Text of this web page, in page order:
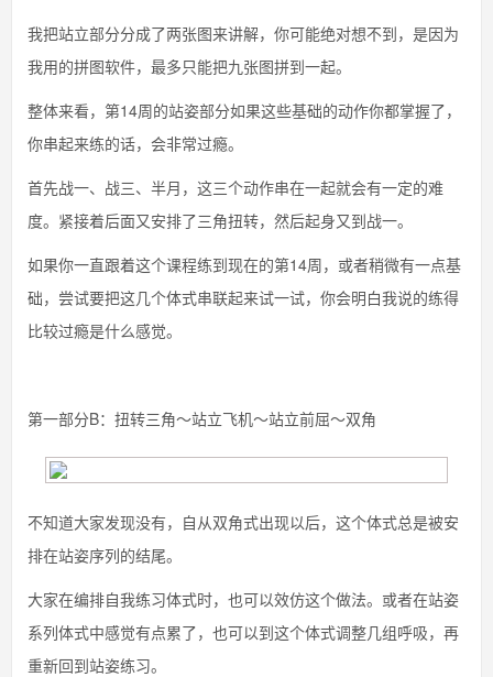
我把站立部分分成了两张图来讲解，你可能绝对想不到，是因为
我用的拼图软件，最多只能把九张图拼到一起。
整体来看，第14周的站姿部分如果这些基础的动作你都掌握了，
你串起来练的话，会非常过瘾。
首先战一、战三、半月，这三个动作串在一起就会有一定的难
度。紧接着后面又安排了三角扭转，然后起身又到战一。
如果你一直跟着这个课程练到现在的第14周，或者稍微有一点基
础，尝试要把这几个体式串联起来试一试，你会明白我说的练得
比较过瘾是什么感觉。
第一部分B：扭转三角～站立飞机～站立前屈～双角
不知道大家发现没有，自从双角式出现以后，这个体式总是被安
排在站姿序列的结尾。
大家在编排自我练习体式时，也可以效仿这个做法。或者在站姿
系列体式中感觉有点累了，也可以到这个体式调整几组呼吸，再
重新回到站姿练习。